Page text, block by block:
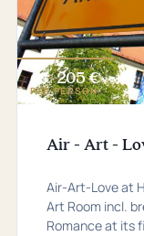
from 205 €
PER PERSON
Air - Art -
Air-Art-Love at
Art Room incl.
Romance at its